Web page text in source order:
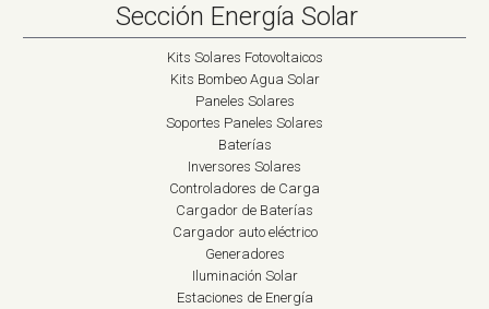
Sección Energía Solar
Kits Solares Fotovoltaicos
Kits Bombeo Agua Solar
Paneles Solares
Soportes Paneles Solares
Baterías
Inversores Solares
Controladores de Carga
Cargador de Baterías
Cargador auto eléctrico
Generadores
Iluminación Solar
Estaciones de Energía